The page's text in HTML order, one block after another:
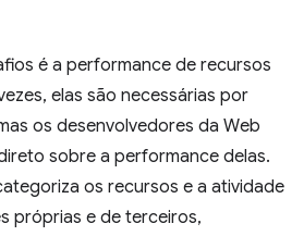
é a performance de recursos
elas são necessárias por
os desenvolvedores da Web
sobre a performance delas.
os recursos e a atividade
próprias e de terceiros,